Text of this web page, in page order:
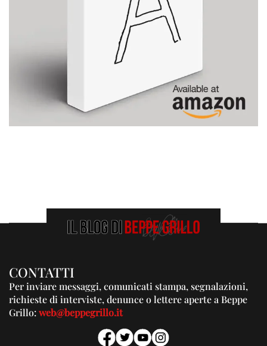
CONTATTI
Per inviare messaggi, comunicati stampa, segnalazioni,
richieste di interviste, denunce o lettere aperte a Beppe
Grillo:web@beppegrillo.it